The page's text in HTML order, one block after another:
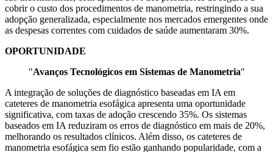
cobrir o custo dos procedimentos de manometria, restringindo a sua
adopção generalizada, especialmente nos mercados emergentes onde
as despesas correntes com cuidados de saúde aumentaram 30%.
OPORTUNIDADE
"Avanços Tecnológicos em Sistemas de Manometria"
A integração de soluções de diagnóstico baseadas em IA em
cateteres de manometria esofágica apresenta uma oportunidade
significativa, com taxas de adoção crescendo 35%. Os sistemas
baseados em IA reduziram os erros de diagnóstico em mais de 20%,
melhorando os resultados clínicos. Além disso, os cateteres de
manometria esofágica sem fio estão ganhando popularidade, com a